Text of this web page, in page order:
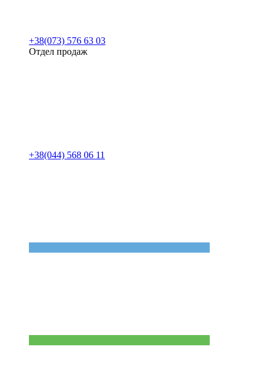
+38(073) 576 63 03
Отдел продаж
+38(044) 568 06 11